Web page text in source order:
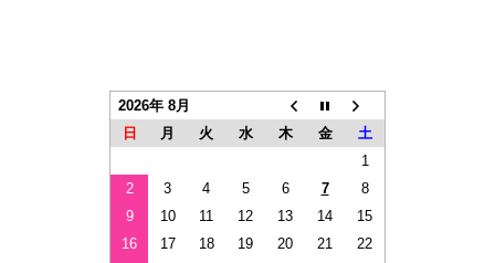
2026年 8月
日
月 火 水 木 金
土
1
2
3 4 5 6 7
8
9
10 11 12 13 14
15
16
17 18 19 20 21
22